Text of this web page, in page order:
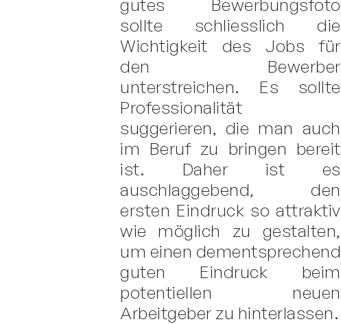
gutes Bewerbungsfoto
sollte schliesslich die
Wichtigkeit des Jobs für
den Bewerber
unterstreichen. Es sollte
Professionalität
suggerieren, die man auch
im Beruf zu bringen bereit
ist. Daher ist es
auschlaggebend, den
ersten Eindruck so attraktiv
wie möglich zu gestalten,
um einen dementsprechend
guten Eindruck beim
potentiellen neuen
Arbeitgeber zu hinterlassen.